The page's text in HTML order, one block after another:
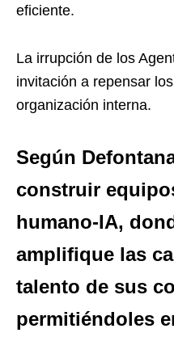
eficiente.
La irrupción de los
invitación a repensar
organización interna.
Según
construir
humano-IA,
amplifique las
talento de sus
permitiéndoles